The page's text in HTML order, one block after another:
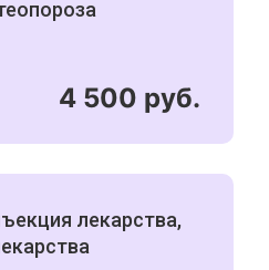
4 500 руб.
лекарства,